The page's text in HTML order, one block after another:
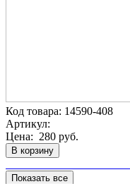
Код товара: 14590-408
Артикул:
Цена: 280 руб.
В корзину
Показать все